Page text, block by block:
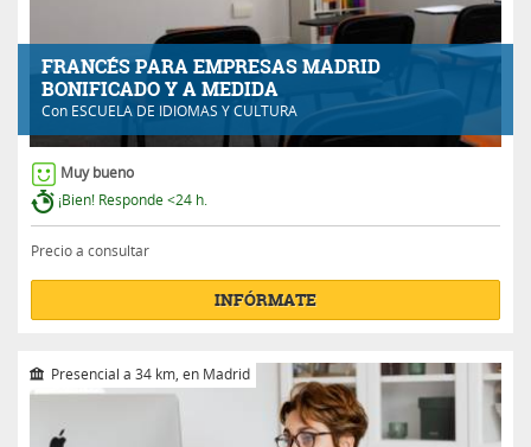
FRANCÉS PARA EMPRESAS MADRID
BONIFICADO Y A MEDIDA
Con ESCUELA DE IDIOMAS Y CULTURA
Muy bueno
¡Bien! Responde <24 h.
Precio a consultar
INFÓRMATE
Presencial a 34 km, en Madrid